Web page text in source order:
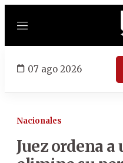
Menú
07 ago 2026
Nacionales
Juez ordena a